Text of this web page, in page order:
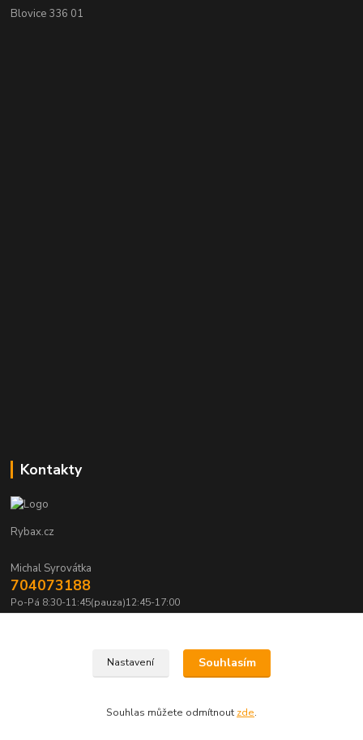
Blovice 336 01
Kontakty
Rybax.cz
Michal Syrovátka
704073188
Po-Pá 8:30-11:45(pauza)12:45-17:00
Nastavení Souhlasím
Souhlas můžete odmítnout zde.